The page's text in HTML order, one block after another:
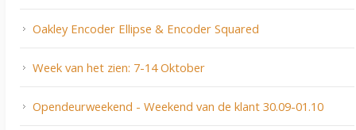
Oakley Encoder Ellipse & Encoder Squared
Week van het zien: 7-14 Oktober
Opendeurweekend - Weekend van de klant 30.09-01.10